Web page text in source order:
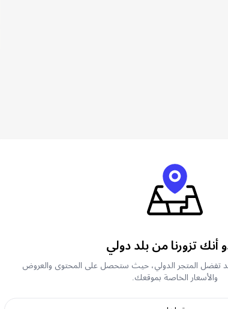
أنك تزورنا من بلد دولي
تفضل المتجر الدولي، حيث ستحصل على المحتوى والعروض
والأسعار الخاصة بموقعك.